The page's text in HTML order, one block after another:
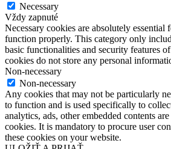
Necessary
Vždy zapnuté
Necessary cookies are absolutely essential
function properly. This category only
basic functionalities and security features
cookies do not store any personal
Non-necessary
Non-necessary
Any cookies that may not be particularly
to function and is used specifically to
analytics, ads, other embedded contents
cookies. It is mandatory to procure user
these cookies on your website.